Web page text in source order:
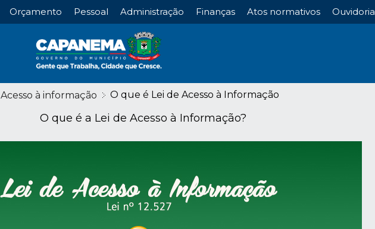
Orçamento Pessoal Administração Finanças Atos normativos Ouvidoria
Acesso à informação O que é Lei de Acesso à Informação
O que é a Lei de Acesso à Informação?